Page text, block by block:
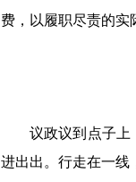
费，以履职尽责的实
议政议到点子上
进出出。行走在一线